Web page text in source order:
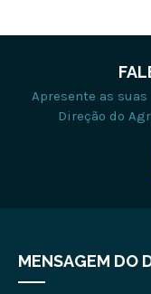
Apresente as
Direção do
MENSAGEM DO